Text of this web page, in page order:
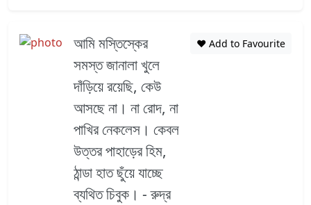
আমি মস্তিস্কের
সমস্ত জানালা খুলে
দাঁড়িয়ে রয়েছি, কেউ
আসছে না। না রোদ, না
পাখির নেকলেস। কেবল
উত্তর পাহাড়ের হিম,
ঠান্ডা হাত ছুঁয়ে যাচ্ছে
ব্যথিত চিবুক। - রুদ্র
❤️ Add to Favourite